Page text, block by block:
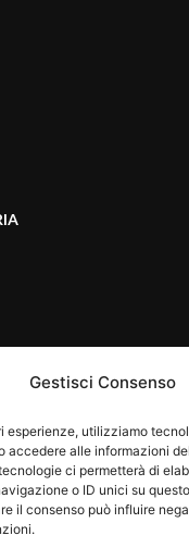
Gestisci Consenso
esperienze, utilizziamo
accedere alle informazioni
ci permetterà di
o ID unici su
il consenso può influire